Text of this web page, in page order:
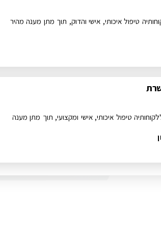
טיפול איכותי, אישי והדוק, תוך מתן מענה מהיר
טיפול איכותי, אישי ומקצועי, תוך מתן מענה